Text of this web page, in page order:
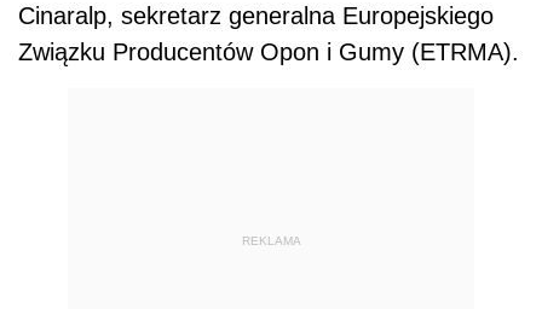
Cinaralp, sekretarz generalna Europejskiego
Związku Producentów Opon i Gumy (ETRMA).
REKLAMA